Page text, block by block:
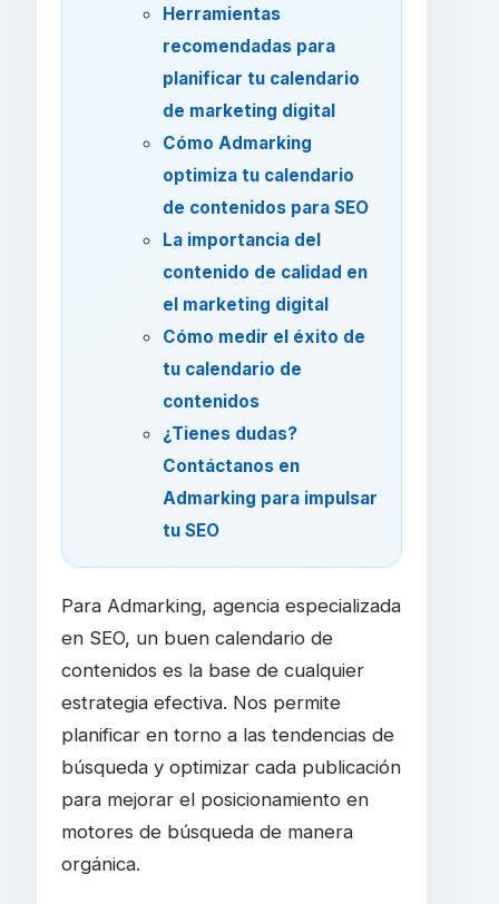
Herramientas
recomendadas para
planificar tu calendario
de marketing digital
Cómo Admarking
optimiza tu calendario
de contenidos para SEO
La importancia del
contenido de calidad en
el marketing digital
Cómo medir el éxito de
tu calendario de
contenidos
¿Tienes dudas?
Contáctanos en
Admarking para impulsar
tu SEO
Para Admarking, agencia especializada
en SEO, un buen calendario de
contenidos es la base de cualquier
estrategia efectiva. Nos permite
planificar en torno a las tendencias de
búsqueda y optimizar cada publicación
para mejorar el posicionamiento en
motores de búsqueda de manera
orgánica.